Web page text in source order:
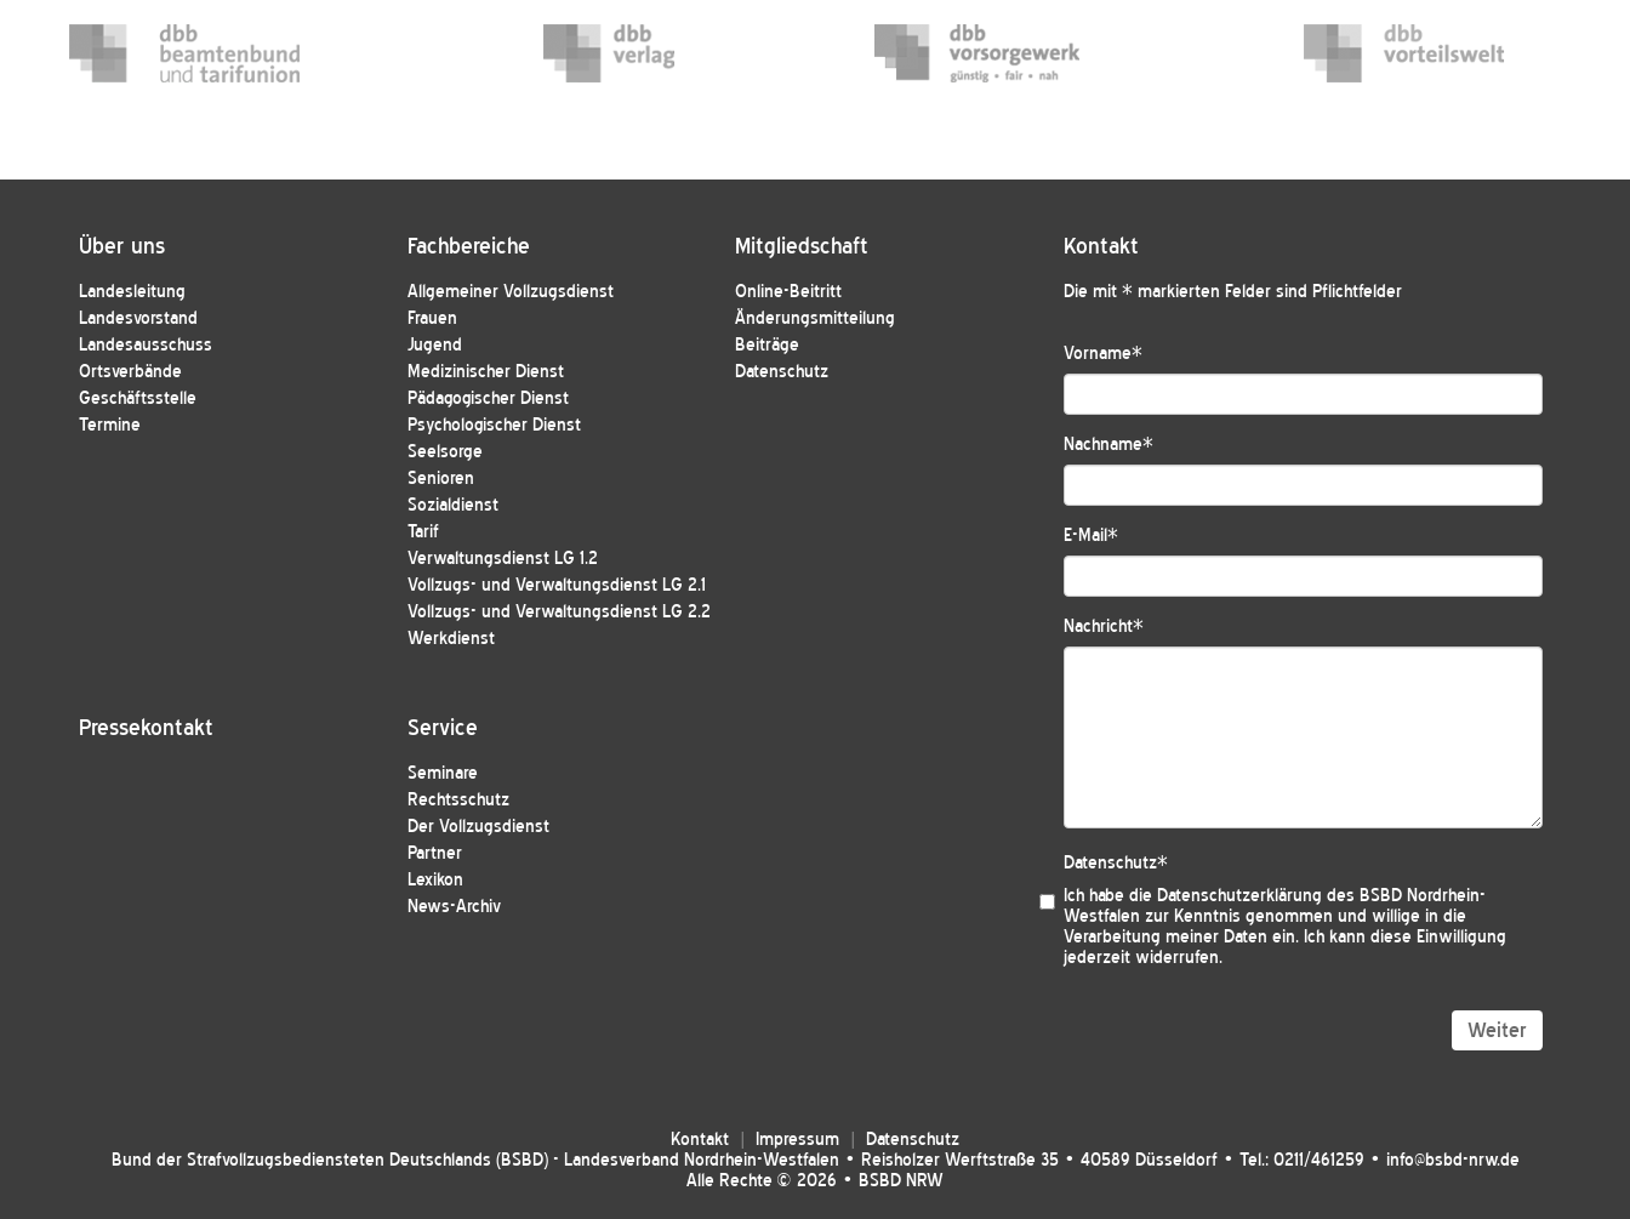
Über uns
Landesleitung
Landesvorstand
Landesausschuss
Ortsverbände
Geschäftsstelle
Termine
Fachbereiche
Allgemeiner Vollzugsdienst
Frauen
Jugend
Medizinischer Dienst
Pädagogischer Dienst
Psychologischer Dienst
Seelsorge
Senioren
Sozialdienst
Tarif
Verwaltungsdienst LG 1.2
Vollzugs- und Verwaltungsdienst LG 2.1
Vollzugs- und Verwaltungsdienst LG 2.2
Werkdienst
Mitgliedschaft
Online-Beitritt
Änderungsmitteilung
Beiträge
Datenschutz
Pressekontakt Service
Seminare
Rechtsschutz
Der Vollzugsdienst
Partner
Lexikon
News-Archiv
Kontakt
Die mit * markierten Felder sind Pflichtfelder
Vorname*
Nachname*
E-Mail*
Nachricht*
Datenschutz*
Ich habe die Datenschutzerklärung des BSBD Nordrhein-
Westfalen zur Kenntnis genommen und willige in die
Verarbeitung meiner Daten ein. Ich kann diese Einwilligung
jederzeit widerrufen.
Weiter
Kontakt Impressum
Datenschutz
Bund der Strafvollzugsbediensteten Deutschlands (BSBD) - Landesverband Nordrhein-Westfalen • Reisholzer Werftstraße 35 • 40589 Düsseldorf • Tel.: 0211/461259 • info@bsbd-nrw.de
Alle Rechte © 2026 • BSBD NRW